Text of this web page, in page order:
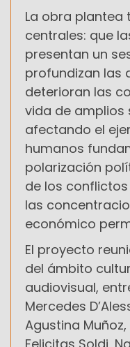
La obra plantea
centrales: que
presentan un
profundizan las
deterioran las
vida de amplios
afectando el
humanos
polarización
de los
las
económico
El proyecto
del ámbito
audiovisual,
Mercedes
Agustina